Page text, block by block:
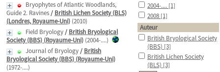
Bryophytes of Atlantic Woodlands,
Guide 2. Ravines/ British Lichen Society (BLS)
(Londres, Royaume-Uni) (2010)
Field Bryology/ British Bryological
Society (BBS) (Royaume-Uni) (2004-....)
Journal of Bryology/ British
Bryological Society (BBS) (Royaume-Uni)
(1972-....)
2004-.... [1]
2008 [1]
Auteur
British Bryological Society
(BBS) [3]
British Lichen Society
(BLS) [3]